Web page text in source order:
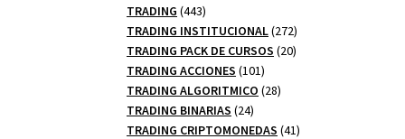
productos
TRADING 443443
productos
TRADING INSTITUCIONAL 272272
productos
TRADING PACK DE CURSOS 2020
TRADING ACCIONES 101101
productos
TRADING ALGORITMICO 2828
TRADING BINARIAS 2424
productos
TRADING CRIPTOMONEDAS 4141